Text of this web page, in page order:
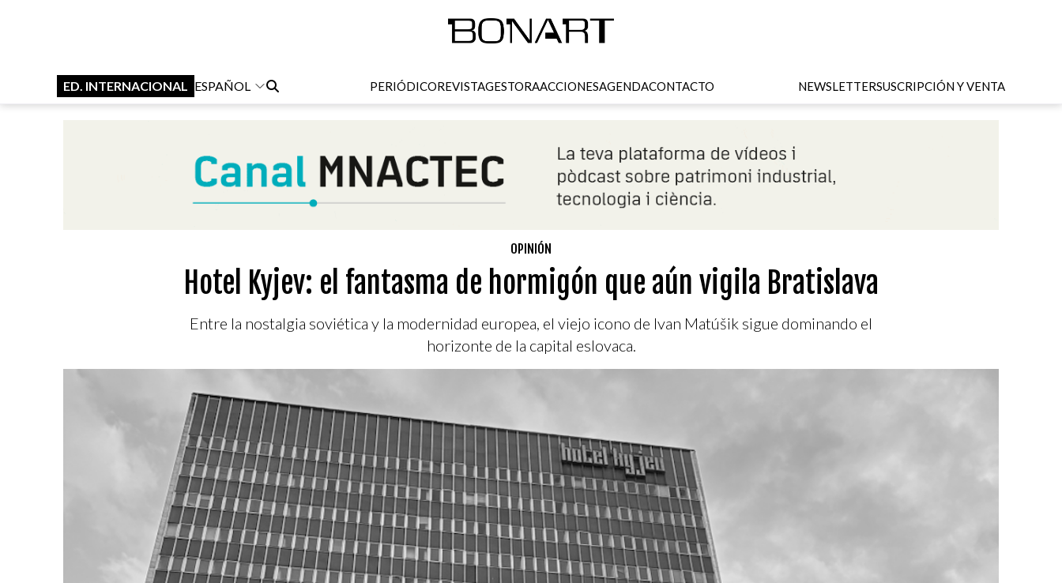
ED. INTERNACIONAL ESPAÑOL PERIÓDICOREVISTAGESTORAACCIONESAGENDACONTACTO NEWSLETTERSUSCRIPCIÓN Y VENTA
OPINIÓN
Hotel Kyjev: el fantasma de hormigón que aún vigila Bratislava
Entre la nostalgia soviética y la modernidad europea, el viejo icono de Ivan Matúšik sigue dominando el
horizonte de la capital eslovaca.